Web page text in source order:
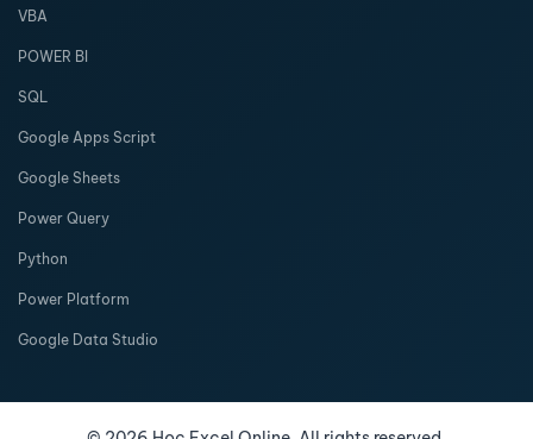
VBA
POWER BI
SQL
Google Apps Script
Google Sheets
Power Query
Python
Power Platform
Google Data Studio